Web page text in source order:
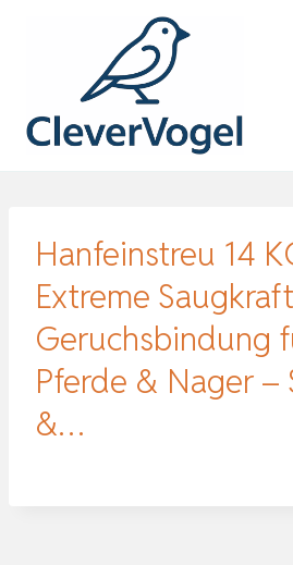
Hanfeinstreu 14
Extreme
Geruchsbindung
Pferde & Nager –
&…